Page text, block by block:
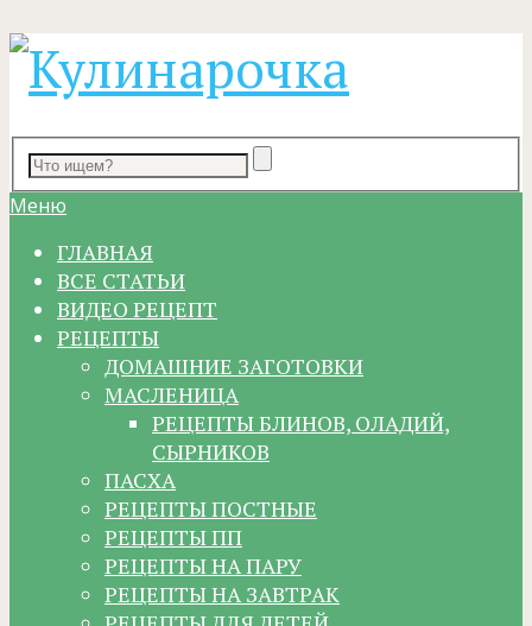
Меню
ГЛАВНАЯ
ВСЕ СТАТЬИ
ВИДЕО РЕЦЕПТ
РЕЦЕПТЫ
ДОМАШНИЕ ЗАГОТОВКИ
МАСЛЕНИЦА
РЕЦЕПТЫ БЛИНОВ, ОЛАДИЙ,
СЫРНИКОВ
ПАСХА
РЕЦЕПТЫ ПОСТНЫЕ
РЕЦЕПТЫ ПП
РЕЦЕПТЫ НА ПАРУ
РЕЦЕПТЫ НА ЗАВТРАК